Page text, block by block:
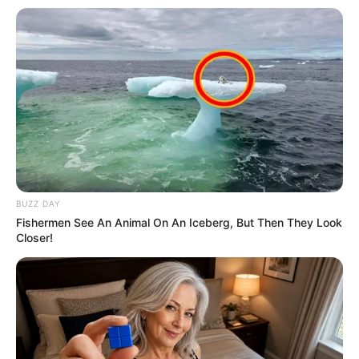
Ao cadastrar a família, preencha corretamente os campos,
incluindo o número do prontuário (se tiver), a renda familiar, a data
de início da residência e o número de moradores.
Adicione um responsável familiar, caso ele ainda não esteja
cadastrado.
-ad3
📋Informações Adicionais
O e-SUS PEC (Prontuário Eletrônico do Cidadão) é um sistema de
gestão eletrônica de informações de saúde.
Atualização do Cadastro
BUZZ DAY
Fishermen See An Animal On An Iceberg, But Then They Look
Closer!